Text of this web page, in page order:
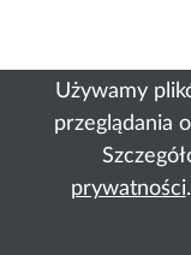
Używamy
przeglądania
prywatności